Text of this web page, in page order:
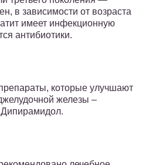
в зависимости от возраста
имеет инфекционную
антибиотики.
которые улучшают
железы –